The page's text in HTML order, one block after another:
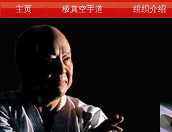
主页 极真空手道 组织介绍